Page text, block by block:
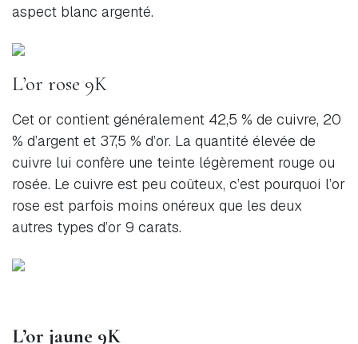
aspect blanc argenté.
L’or rose 9K
Cet or contient généralement 42,5 % de cuivre, 20
% d’argent et 37,5 % d’or. La quantité élevée de
cuivre lui confère une teinte légèrement rouge ou
rosée. Le cuivre est peu coûteux, c’est pourquoi l’or
rose est parfois moins onéreux que les deux
autres types d’or 9 carats.
L’or jaune 9K